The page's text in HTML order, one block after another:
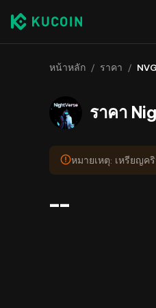
หน้าหลัก / ราคา / NVG
ราคา
หมายเหตุ: เหรียญค
--